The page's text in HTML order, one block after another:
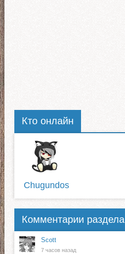
Кто онлайн
Chugundos
Комментарии раздела
Scott
7 часов назад